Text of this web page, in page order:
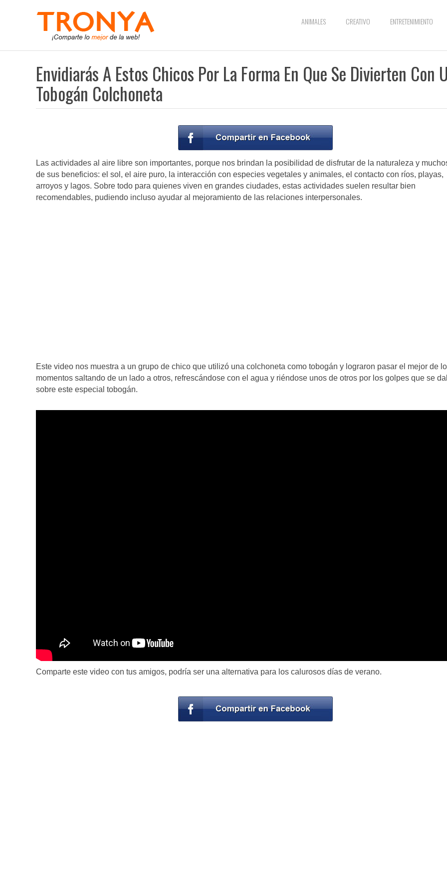
ANIMALES CREATIVO ENTRETENIMIENTO
Envidiarás A Estos Chicos Por La Forma En Que Se Divierten Con
Tobogán Colchoneta
Las actividades al aire libre son importantes, porque nos brindan la posibilidad de disfrutar de la naturaleza y
de sus beneficios: el sol, el aire puro, la interacción con especies vegetales y animales, el contacto con ríos, playas,
arroyos y lagos. Sobre todo para quienes viven en grandes ciudades, estas actividades suelen resultar bien
recomendables, pudiendo incluso ayudar al mejoramiento de las relaciones interpersonales.
Este video nos muestra a un grupo de chico que utilizó una colchoneta como tobogán y lograron pasar el mejor de
momentos saltando de un lado a otros, refrescándose con el agua y riéndose unos de otros por los golpes que se
sobre este especial tobogán.
Comparte este video con tus amigos, podría ser una alternativa para los calurosos días de verano.